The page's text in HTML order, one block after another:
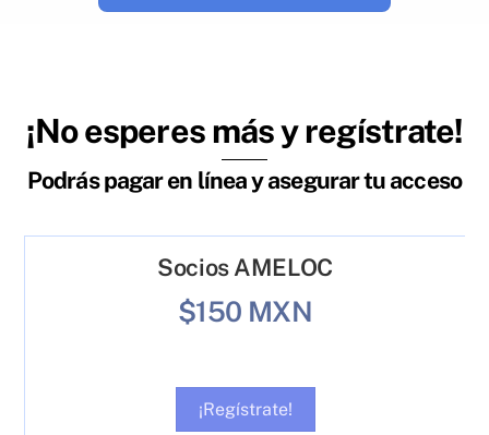
¡No esperes más y regístrate!
Podrás pagar en línea y asegurar tu acceso
Socios AMELOC
$150 MXN
¡Regístrate!